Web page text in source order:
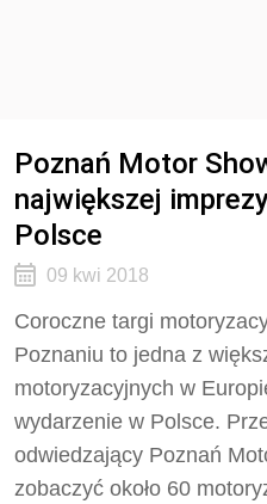
Poznań Motor
największej
Polsce
09 kwi 2018
Coroczne targi
Poznaniu to jedna z
motoryzacyjnych w
wydarzenie w Polsce.
odwiedzający Poznań
zobaczyć około 60